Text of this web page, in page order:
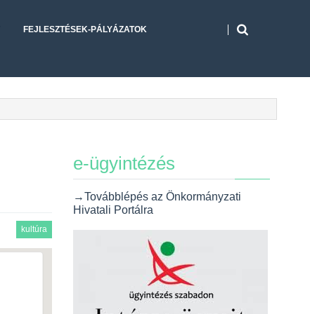
FEJLESZTÉSEK-PÁLYÁZATOK
kultúra
e-ügyintézés
→Továbblépés az Önkormányzati
Hivatali Portálra